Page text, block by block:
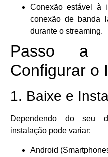
Conexão estável à
conexão de banda
durante o streaming.
Passo a
Configurar o
1. Baixe e
Dependendo do seu
instalação pode variar:
Android